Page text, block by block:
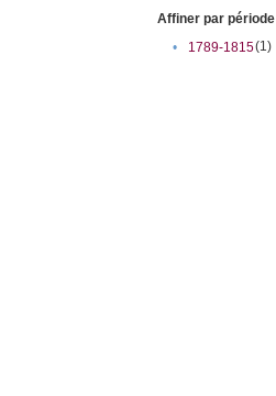
Affiner par période
•
1789-1815(1)